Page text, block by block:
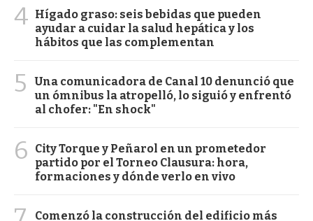
4 Hígado graso: seis bebidas que pueden
ayudar a cuidar la salud hepática y los
hábitos que las complementan
5
Una comunicadora de Canal 10 denunció que
un ómnibus la atropelló, lo siguió y enfrentó
al chofer: "En shock"
6
City Torque y Peñarol en un prometedor
partido por el Torneo Clausura: hora,
formaciones y dónde verlo en vivo
Comenzó la construcción del edificio más